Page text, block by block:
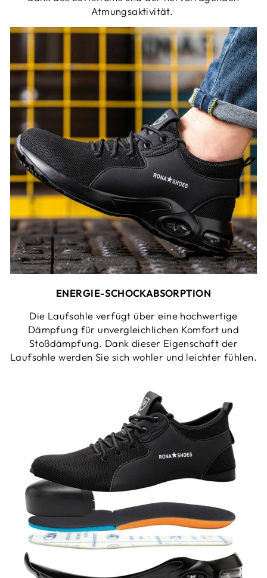
Atmungsaktivität.
ENERGIE-SCHOCKABSORPTION
Die Laufsohle verfügt über eine hochwertige
Dämpfung für unvergleichlichen Komfort und
Stoßdämpfung. Dank dieser Eigenschaft der
Laufsohle werden Sie sich wohler und leichter fühlen.